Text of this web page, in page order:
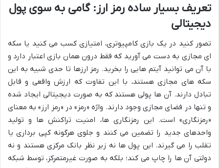
تعریف بسیار ساده رمز ارز: گامی به سوی پول
دیجیتالی
تصور کنید در یک بازی کامپیوتری، امتیازی کسب می کنید یا سکه
ای مجازی به دست می آورید که فقط درون همان بازی اعتبار دارد و
با آن می توانید آیتم هایی را بخرید. رمز ارزها تا حدی شبیه به این
سکه های مجازی هستند، با این تفاوت که ارزش واقعی و قابل
تبادل دارند. آن ها پولی هستند که به صورت دیجیتالی ایجاد شده
و تنها در فضای مجازی وجود دارند. واژه «رمز» در «رمز ارز» به معنای
«رمزنگاری» است. این رمزنگاری ها، امنیت تراکنش ها و تولید
واحدهای جدید را تضمین می کنند و جلوی هرگونه کپی برداری یا
تقلب را می گیرند. این پول ها نه زیر نظر بانک مرکزی هستند و نه
دولتی آن ها را چاپ می کند؛ بلکه به صورت غیرمتمرکز، توسط شبکه